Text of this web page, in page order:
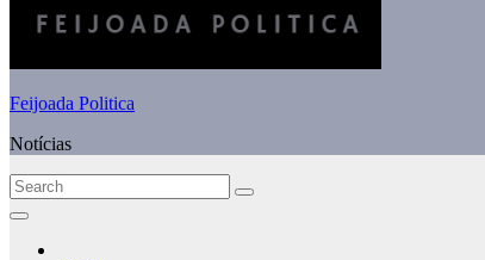
Feijoada Politica
Notícias